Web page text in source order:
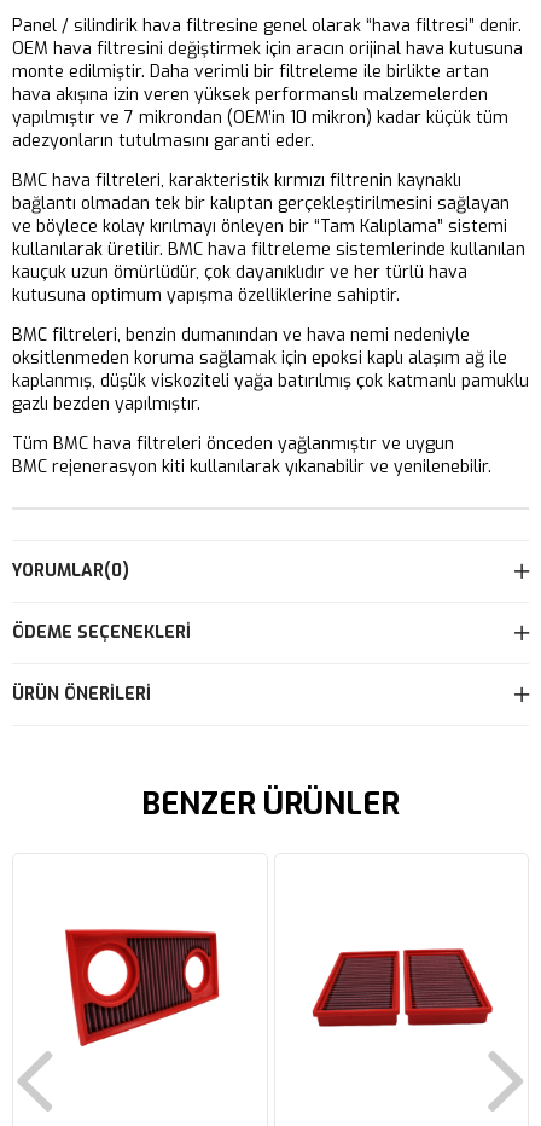
Panel / silindirik hava filtresine genel olarak “hava filtresi” denir.
OEM hava filtresini değiştirmek için aracın orijinal hava kutusuna
monte edilmiştir. Daha verimli bir filtreleme ile birlikte artan
hava akışına izin veren yüksek performanslı malzemelerden
yapılmıştır ve 7 mikrondan (OEM’in 10 mikron) kadar küçük tüm
adezyonların tutulmasını garanti eder.
BMC hava filtreleri, karakteristik kırmızı filtrenin kaynaklı
bağlantı olmadan tek bir kalıptan gerçekleştirilmesini sağlayan
ve böylece kolay kırılmayı önleyen bir “Tam Kalıplama” sistemi
kullanılarak üretilir. BMC hava filtreleme sistemlerinde kullanılan
kauçuk uzun ömürlüdür, çok dayanıklıdır ve her türlü hava
kutusuna optimum yapışma özelliklerine sahiptir.
BMC filtreleri, benzin dumanından ve hava nemi nedeniyle
oksitlenmeden koruma sağlamak için epoksi kaplı alaşım ağ ile
kaplanmış, düşük viskoziteli yağa batırılmış çok katmanlı pamuklu
gazlı bezden yapılmıştır.
Tüm BMC hava filtreleri önceden yağlanmıştır ve uygun
BMC rejenerasyon kiti kullanılarak yıkanabilir ve yenilenebilir.
YORUMLAR(0)
ÖDEME SEÇENEKLERI
ÜRÜN ÖNERILERI
BENZER ÜRÜNLER